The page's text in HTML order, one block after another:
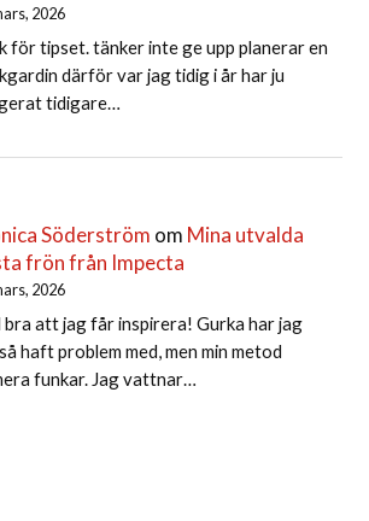
2026
för tipset. tänker inte ge upp planerar en
därför var jag tidig i år har ju
tidigare…
Söderström om Mina utvalda
frön från Impecta
2026
bra att jag får inspirera! Gurka har jag
haft problem med, men min metod
funkar. Jag vattnar…